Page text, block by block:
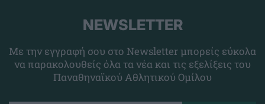
NEWSLETTER
Με την εγγραφή σου στο Newsletter μπορείς εύκολα
να παρακολουθείς όλα τα νέα και τις εξελίξεις του
Παναθηναϊκού Αθλητικού Ομίλου